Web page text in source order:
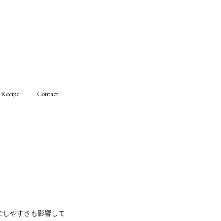
Recipe Contact
やすさも影響して